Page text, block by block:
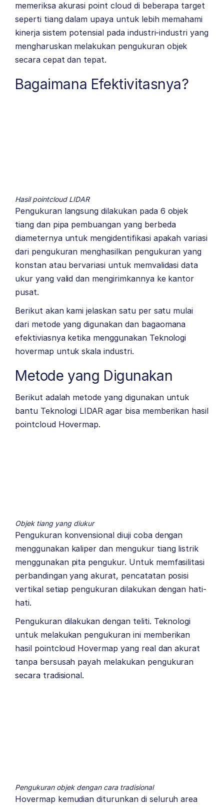
memeriksa akurasi point cloud di beberapa target
seperti tiang dalam upaya untuk lebih memahami
kinerja sistem potensial pada industri-industri yang
mengharuskan melakukan pengukuran objek
secara cepat dan tepat.
Bagaimana Efektivitasnya?
Hasil pointcloud LIDAR
Pengukuran langsung dilakukan pada 6 objek
tiang dan pipa pembuangan yang berbeda
diameternya untuk mengidentifikasi apakah variasi
dari pengukuran menghasilkan pengukuran yang
konstan atau bervariasi untuk memvalidasi data
ukur yang valid dan mengirimkannya ke kantor
pusat.
Berikut akan kami jelaskan satu per satu mulai
dari metode yang digunakan dan bagaomana
efektiviasnya ketika menggunakan Teknologi
hovermap untuk skala industri.
Metode yang Digunakan
Berikut adalah metode yang digunakan untuk
bantu Teknologi LIDAR agar bisa memberikan hasil
pointcloud Hovermap.
Objek tiang yang diukur
Pengukuran konvensional diuji coba dengan
menggunakan kaliper dan mengukur tiang listrik
menggunakan pita pengukur. Untuk memfasilitasi
perbandingan yang akurat, pencatatan posisi
vertikal setiap pengukuran dilakukan dengan hati-
hati.
Pengukuran dilakukan dengan teliti. Teknologi
untuk melakukan pengukuran ini memberikan
hasil pointcloud Hovermap yang real dan akurat
tanpa bersusah payah melakukan pengukuran
secara tradisional.
Pengukuran objek dengan cara tradisional
Hovermap kemudian diturunkan di seluruh area